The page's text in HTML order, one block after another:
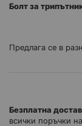
Болт за
Предлага се в
Безплатна
всички поръчки